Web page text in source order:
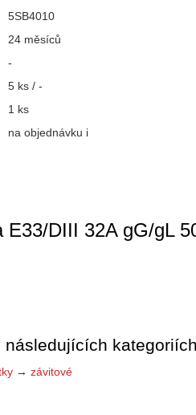
5SB4010
24 měsíců
-
5 ks / -
1 ks
na objednávku i
E33/DIII 32A gG/gL
následujících
→ závitové